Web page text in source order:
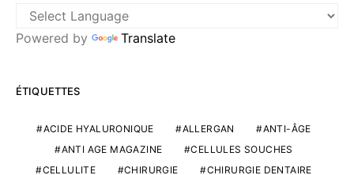
Powered by Translate
ÉTIQUETTES
ACIDE HYALURONIQUE ALLERGAN
ANTI-ÂGE
ANTI AGE MAGAZINE
CELLULES SOUCHES
CELLULITE
CHIRURGIE
CHIRURGIE DENTAIRE